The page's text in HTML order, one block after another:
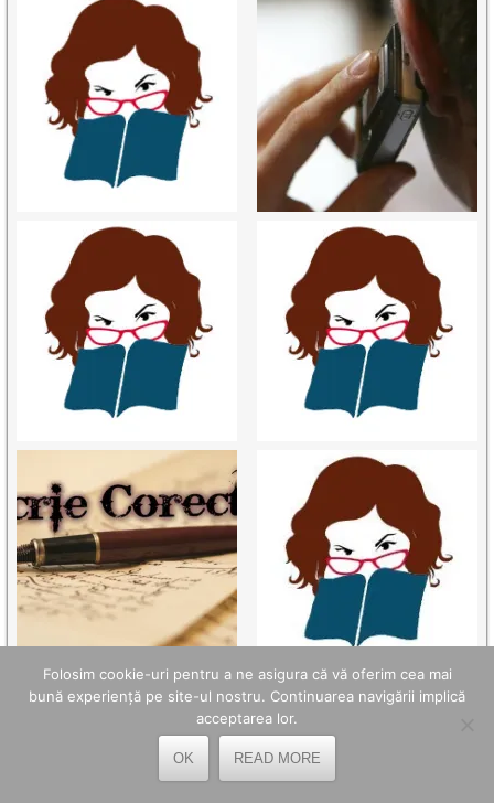
TELEFOANE UTILE
OPC Hunedoara - 0254.214.971
Folosim cookie-uri pentru a ne asigura că vă oferim cea mai
bună experiență pe site-ul nostru. Continuarea navigării implică
acceptarea lor.
OK READ MORE